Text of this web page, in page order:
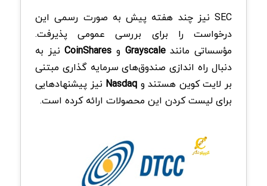
SEC نیز چند هفته پیش به‌ صورت رسمی این
درخواست را برای بررسی عمومی پذیرفت.
مؤسساتی مانندGrayscale و CoinSharesنیز به
دنبال راه‌ اندازی صندوق‌های سرمایه‌ گذاری مبتنی
بر لایت کوین هستند و Nasdaq نیز پیشنهادهایی
برای لیست کردن این محصولات ارائه کرده است.